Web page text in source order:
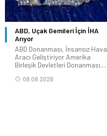
ABD, Uçak Gemileri İçin İHA
Arıyor
ABD Donanması, İnsansız Hava
Aracı Geliştiriyor Amerika
Birleşik Devletleri Donanması,...
08.08.2026